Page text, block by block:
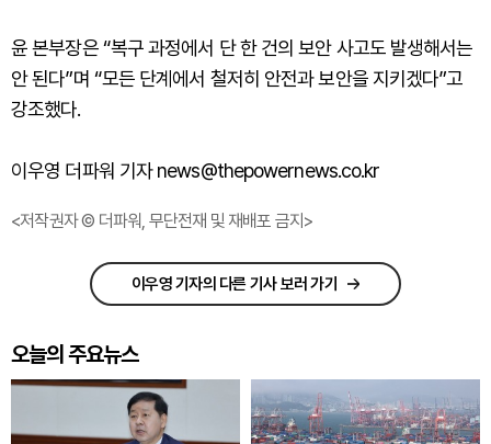
윤 본부장은 “복구 과정에서 단 한 건의 보안 사고도 발생해서는
안 된다”며 “모든 단계에서 철저히 안전과 보안을 지키겠다”고
강조했다.
이우영 더파워 기자 news@thepowernews.co.kr
<저작권자 © 더파워, 무단전재 및 재배포 금지>
이우영 기자의 다른 기사 보러 가기
오늘의 주요뉴스